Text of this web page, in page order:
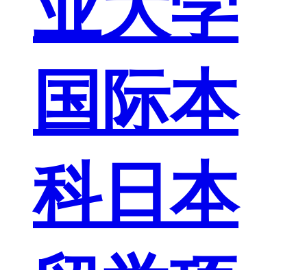
国际本
科日本